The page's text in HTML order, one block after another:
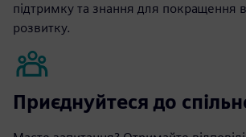
підтримку та знання для покращення
розвитку.
Приєднуйтеся до